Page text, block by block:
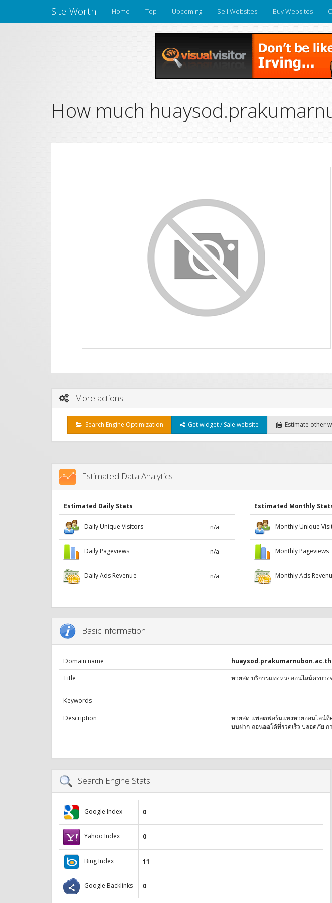
Site Worth Home Top Upcoming Sell Websites Buy Websites
How much
More actions
Search Engine Optimization Get widget / Sale website Estimate other
Estimated Data Analytics
Estimated Daily Stats
Daily Unique Visitors n/a
Daily Pageviews n/a
Daily Ads Revenue n/a
Estimated Monthly
Monthly Unique
Monthly Pageviews
Monthly Ads
Basic information
Domain name
huaysod.prakumarnubon.ac.th
Title
หวยสด บริการแทงหวยออนไลน์ครบวง
Keywords
Description
หวยสด แพลตฟอร์มแทงหวยออนไลน์ที่
บบฝาก-ถอนออโต้ที่รวดเร็ว ปลอดภัย
Search Engine Stats
Google Index 0
Yahoo Index 0
Bing Index 11
Google Backlinks 0